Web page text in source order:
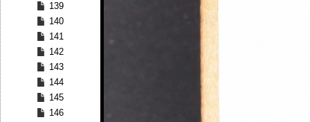
139
140
141
142
143
144
145
146